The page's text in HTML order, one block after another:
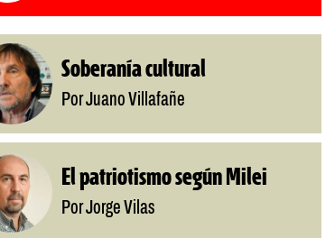
Soberanía cultural
Por Juano Villafañe
El patriotismo según Milei
Por Jorge Vilas